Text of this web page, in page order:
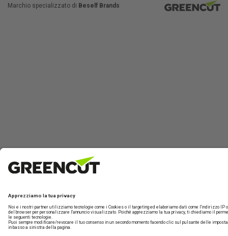
Marchio specializzato di Beself Brands